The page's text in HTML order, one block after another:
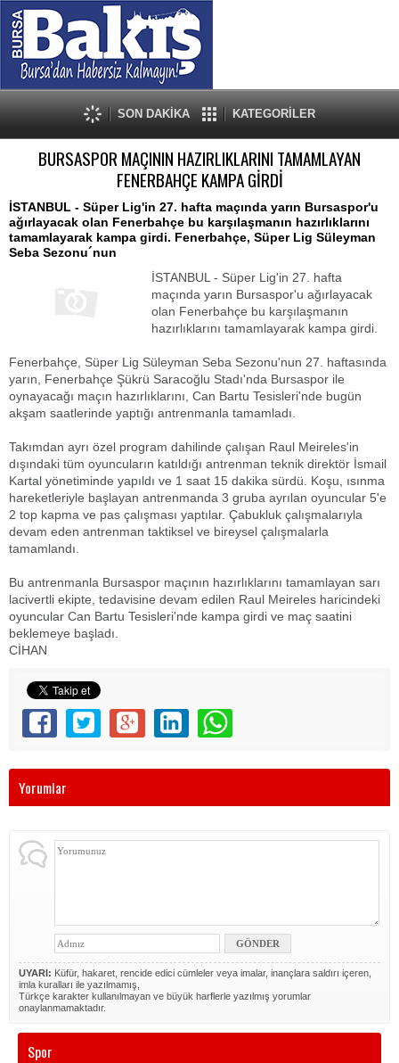
SON DAKİKA KATEGORİLER
BURSASPOR MAÇININ HAZIRLIKLARINI TAMAMLAYAN
FENERBAHÇE KAMPA GİRDİ
İSTANBUL - Süper Lig'in 27. hafta maçında yarın Bursaspor'u
ağırlayacak olan Fenerbahçe bu karşılaşmanın hazırlıklarını
tamamlayarak kampa girdi. Fenerbahçe, Süper Lig Süleyman
Seba Sezonu´nun
İSTANBUL - Süper Lig'in 27. hafta
maçında yarın Bursaspor'u ağırlayacak
olan Fenerbahçe bu karşılaşmanın
hazırlıklarını tamamlayarak kampa girdi.
Fenerbahçe, Süper Lig Süleyman Seba Sezonu'nun 27. haftasında
yarın, Fenerbahçe Şükrü Saracoğlu Stadı'nda Bursaspor ile
oynayacağı maçın hazırlıklarını, Can Bartu Tesisleri'nde bugün
akşam saatlerinde yaptığı antrenmanla tamamladı.
Takımdan ayrı özel program dahilinde çalışan Raul Meireles'in
dışındaki tüm oyuncuların katıldığı antrenman teknik direktör İsmail
Kartal yönetiminde yapıldı ve 1 saat 15 dakika sürdü. Koşu, ısınma
hareketleriyle başlayan antrenmanda 3 gruba ayrılan oyuncular 5'e
2 top kapma ve pas çalışması yaptılar. Çabukluk çalışmalarıyla
devam eden antrenman taktiksel ve bireysel çalışmalarla
tamamlandı.
Bu antrenmanla Bursaspor maçının hazırlıklarını tamamlayan sarı
lacivertli ekipte, tedavisine devam edilen Raul Meireles haricindeki
oyuncular Can Bartu Tesisleri'nde kampa girdi ve maç saatini
beklemeye başladı.
CİHAN
Yorumlar
UYARI: Küfür, hakaret, rencide edici cümleler veya imalar, inançlara saldırı içeren,
imla kuralları ile yazılmamış,
Türkçe karakter kullanılmayan ve büyük harflerle yazılmış yorumlar
onaylanmamaktadır.
Spor